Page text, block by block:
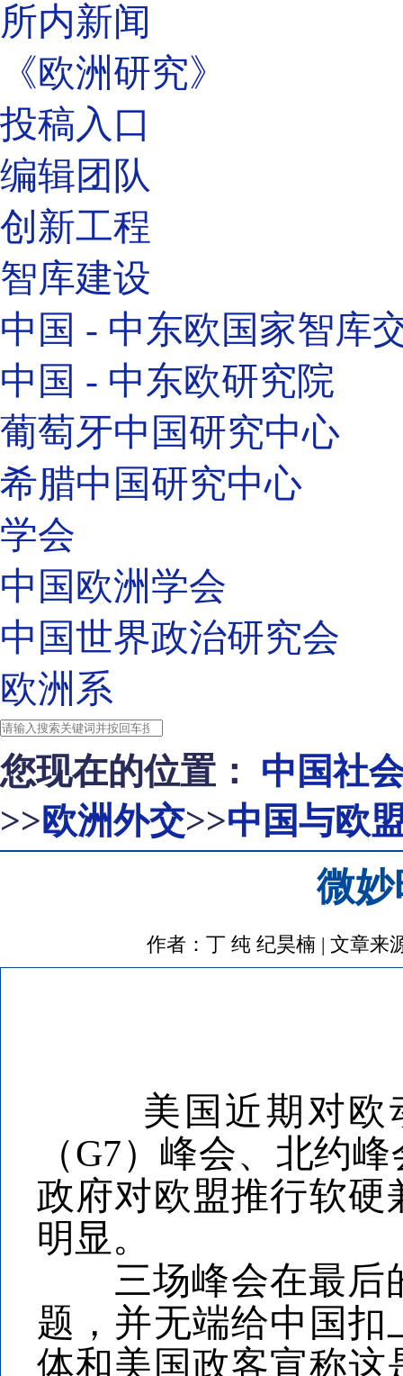
所内新闻
《欧洲研究》
投稿入口
编辑团队
创新工程
智库建设
中国 - 中东欧国家智库
中国 - 中东欧研究院
葡萄牙中国研究中心
希腊中国研究中心
学会
中国欧洲学会
中国世界政治研究会
欧洲系
您现在的位置： 中国社
>>欧洲外交>>中国与欧
微
作者：丁 纯 纪昊楠 | 文章来
美国近期对欧动
（G7）峰会、北约
政府对欧盟推行软硬
明显。
三场峰会在最后的
题，并无端给中国扣
体和美国政客宣称这